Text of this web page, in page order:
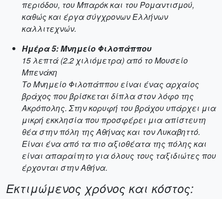
περιόδου, του Μπαρόκ και του Ρομαντισμού,
καθώς και έργα σύγχρονων Ελλήνων
καλλιτεχνών.
Ημέρα 5: Μνημείο Φιλοπάππου
15 λεπτά (2.2 χιλιόμετρα) από το Μουσείο
Μπενάκη
Το Μνημείο Φιλοπάππου είναι ένας αρχαίος
βράχος που βρίσκεται δίπλα στον λόφο της
Ακρόπολης. Στην κορυφή του βράχου υπάρχει μια
μικρή εκκλησία που προσφέρει μια απίστευτη
θέα στην πόλη της Αθήνας και τον Λυκαβηττό.
Είναι ένα από τα πιο αξιοθέατα της πόλης και
είναι απαραίτητο για όλους τους ταξιδιώτες που
έρχονται στην Αθήνα.
Εκτιμώμενος χρόνος και κόστος: